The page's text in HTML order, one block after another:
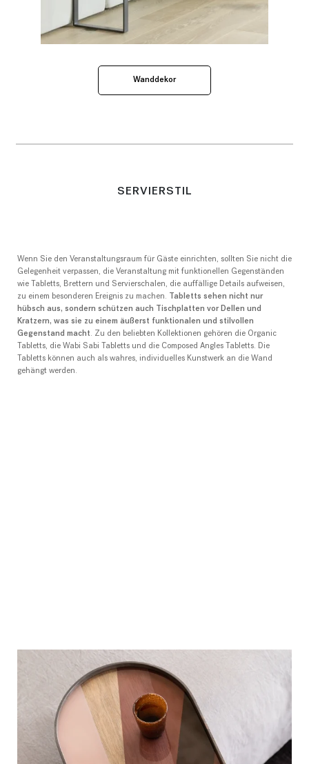
Wanddekor
SERVIERSTIL
Wenn Sie den Veranstaltungsraum für Gäste einrichten, sollten Sie nicht die
Gelegenheit verpassen, die Veranstaltung mit funktionellen Gegenständen
wie Tabletts, Brettern und Servierschalen, die auffällige Details aufweisen,
zu einem besonderen Ereignis zu machen.
Tabletts sehen nicht nur
hübsch aus, sondern schützen auch Tischplatten vor Dellen und
Kratzern, was sie zu einem äußerst funktionalen und stilvollen
Gegenstand macht. Zu den beliebten Kollektionen gehören die Organic
Tabletts, die Wabi Sabi Tabletts und die Composed Angles Tabletts. Die
Tabletts können auch als wahres, individuelles Kunstwerk an die Wand
gehängt werden.